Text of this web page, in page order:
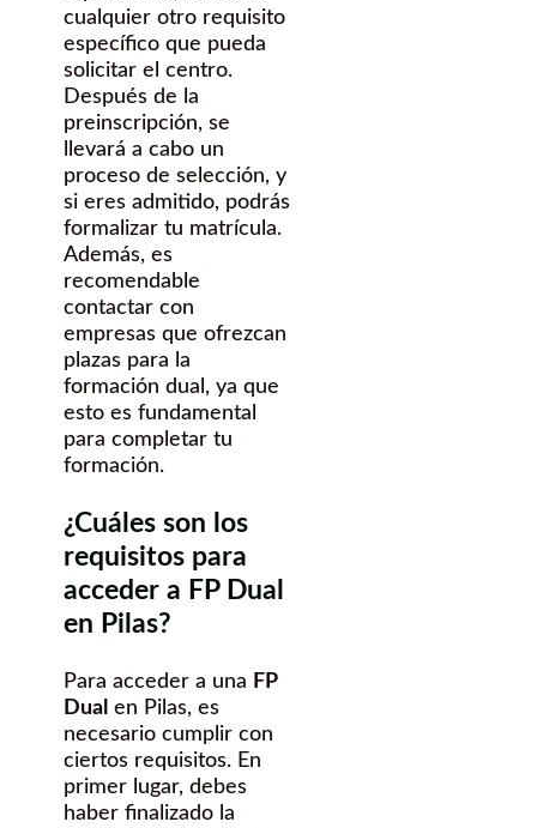
cualquier otro requisito
específico que pueda
solicitar el centro.
Después de la
preinscripción, se
llevará a cabo un
proceso de selección, y
si eres admitido, podrás
formalizar tu matrícula.
Además, es
recomendable
contactar con
empresas que ofrezcan
plazas para la
formación dual, ya que
esto es fundamental
para completar tu
formación.
¿Cuáles son los
requisitos para
acceder a FP Dual
en Pilas?
Para acceder a una FP
Dual en Pilas, es
necesario cumplir con
ciertos requisitos. En
primer lugar, debes
haber finalizado la